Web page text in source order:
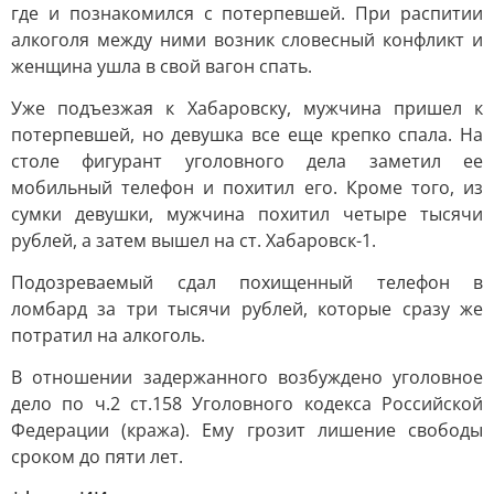
где и познакомился с потерпевшей. При распитии
алкоголя между ними возник словесный конфликт и
женщина ушла в свой вагон спать.
Уже подъезжая к Хабаровску, мужчина пришел к
потерпевшей, но девушка все еще крепко спала. На
столе фигурант уголовного дела заметил ее
мобильный телефон и похитил его. Кроме того, из
сумки девушки, мужчина похитил четыре тысячи
рублей, а затем вышел на ст. Хабаровск-1.
Подозреваемый сдал похищенный телефон в
ломбард за три тысячи рублей, которые сразу же
потратил на алкоголь.
В отношении задержанного возбуждено уголовное
дело по ч.2 ст.158 Уголовного кодекса Российской
Федерации (кража). Ему грозит лишение свободы
сроком до пяти лет.